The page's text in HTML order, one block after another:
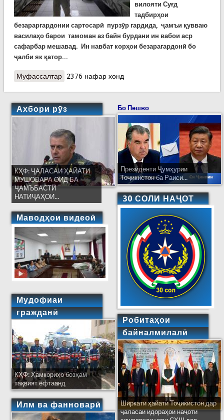
вилояти Суғд
тадбирҳои
безараргардонии сартосарӣ пурзӯр гардида, ҷамъи қувваю
василаҳо барои тамоман аз байн бурдани ин вабои аср
сафарбар мешавад. Ин навбат корҳои безарагардонӣ бо
ҷалби як қатор...
Муфассалтаро Поккориҳои дастаҷамъӣ дар вилояти Суғд.
2376 нафар хонд
Ахбори рӯз
КҲФ: ҶАЛАСАИ ҲАЙАТИ
МУШОВАРА ОИД БА
ҶАМЪБАСТИ
НАТИҶАҲОИ...
Маводҳои видеоӣ
Мудофиаи
гражданӣ
КҲФ: Ҳамкориҳо бозҳам
тақвият ёфтаанд
Илм ва фанноварӣ
Бо Пешво
Президенти Ҷумҳурии
Тоҷикистон ба Раиси...
30 СОЛИ НАҶОТ
Робитаҳои
байналмилалӣ
Ширкати ҳайати Тоҷикистон дар
ҷаласаи идораҳои наҷоти